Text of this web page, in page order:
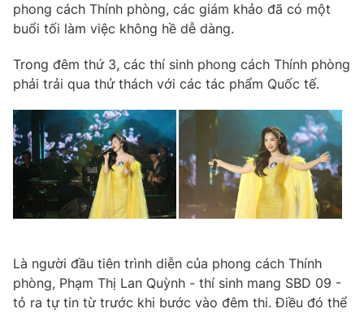
phong cách Thính phòng, các giám khảo đã có một
buổi tối làm việc không hề dễ dàng.
Trong đêm thứ 3, các thí sinh phong cách Thính phòng
phải trải qua thử thách với các tác phẩm Quốc tế.
Là người đầu tiên trình diễn của phong cách Thính
phòng, Phạm Thị Lan Quỳnh - thí sinh mang SBD 09 -
tỏ ra tự tin từ trước khi bước vào đêm thi. Điều đó thể